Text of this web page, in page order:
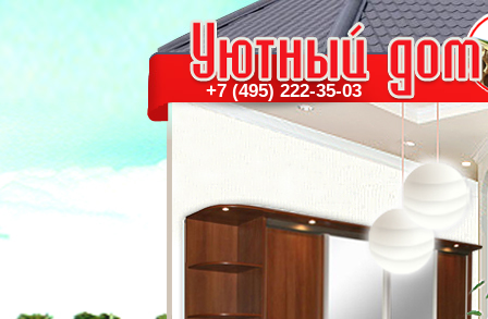
+7 (495) 222-35-03